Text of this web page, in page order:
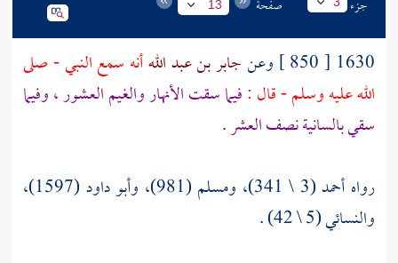
جزء صفحة 13
1630 [ 850 ] وعن جابر بن عبد اللهأنه سمع النبي - صلى
الله عليه وسلم - قال :فيما سقت الأنهار والغيم العشور ، وفيما
سقي بالسانية نصف العشر .
رواه أحمد (3 \ 341)، ومسلم (981)، وأبو داود (1597)،
والنسائي (5 \ 42) .